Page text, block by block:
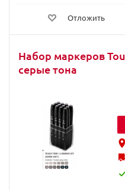
Отложить
Набор маркеров
серые тона